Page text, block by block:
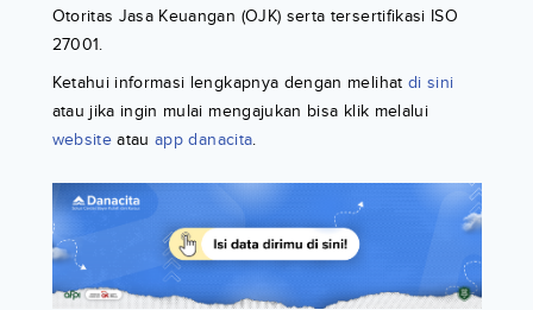
Otoritas Jasa Keuangan (OJK) serta tersertifikasi ISO
27001.
Ketahui informasi lengkapnya dengan melihat di sini
atau jika ingin mulai mengajukan bisa klik melalui
websiteatau app danacita.